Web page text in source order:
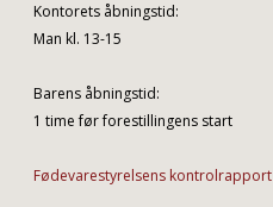
Kontorets åbningstid:
Man kl. 13-15
Barens åbningstid:
1 time før forestillingens start
Fødevarestyrelsens kontrolrapport